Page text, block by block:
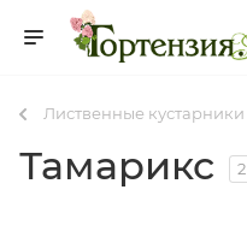
Лиственные кустарники
Тамарикс 2